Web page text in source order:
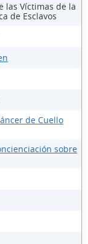
las Víctimas de la
de Esclavos
de Cuello
sobre